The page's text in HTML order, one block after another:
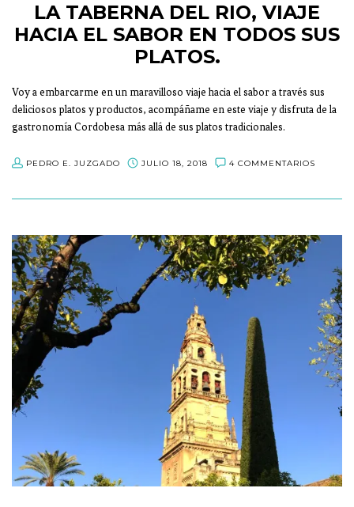
LA TABERNA DEL RIO, VIAJE
HACIA EL SABOR EN TODOS SUS
PLATOS.
Voy a embarcarme en un maravilloso viaje hacia el sabor a través sus
deliciosos platos y productos, acompáñame en este viaje y disfruta de la
gastronomía Cordobesa más allá de sus platos tradicionales.
PEDRO E. JUZGADO JULIO 18, 2018 4 COMMENTARIOS